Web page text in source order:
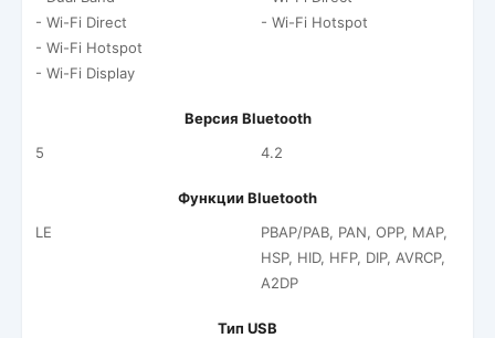
- Wi-Fi Direct
- Wi-Fi Hotspot
- Wi-Fi Display
- Wi-Fi Hotspot
Версия Bluetooth
5
4.2
Функции Bluetooth
LE
PBAP/PAB, PAN, OPP, MAP,
HSP, HID, HFP, DIP, AVRCP,
A2DP
Тип USB